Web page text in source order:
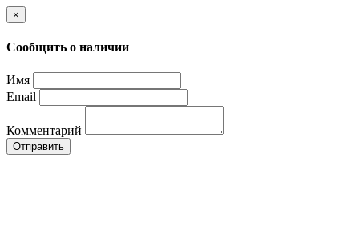
×
Сообщить о наличии
Имя
Email
Комментарий
Отправить